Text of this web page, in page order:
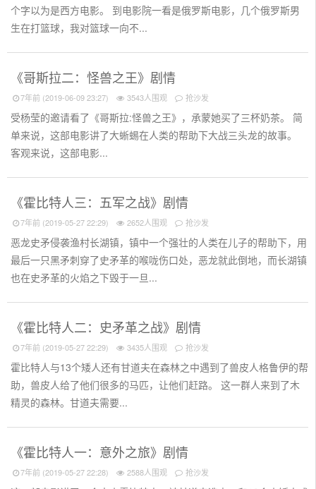
个字以为是西方电影。 到电影院一看是俄罗斯电影，几个俄罗斯男
生在打篮球，我对篮球一向不...
《哥斯拉二：怪兽之王》剧情
7年前 (2019-06-09 23:27) 3543人围观 抢沙发
受杨莹的邀请看了《哥斯拉:怪兽之王》，承蒙她买了三杯奶茶。 简
单来说，这部电影讲了大蜥蜴在人类的帮助下大战三头龙的故事。
客观来说，这部电影...
《霍比特人三：五军之战》剧情
7年前 (2019-05-27 22:29) 2652人围观 抢沙发
恶龙史矛侵袭渔村长湖镇，镇中一个强壮的人类在儿子的帮助下，用
最后一只黑矛刺穿了史矛革的喉咙伤口处，恶龙就此倒地，而长湖镇
也在史矛革的火焰之下毁于一旦...
《霍比特人二：史矛革之战》剧情
7年前 (2019-05-27 22:29) 3435人围观 抢沙发
霍比特人与13个矮人还有甘道夫在森林之中遇到了兽皮人格鲁伊的帮
助，兽皮人给了他们很多的马匹，让他们赶路。 这一群人来到了木
精灵的森林。甘道夫需要...
《霍比特人一：意外之旅》剧情
7年前 (2019-05-27 22:28) 2588人围观 抢沙发